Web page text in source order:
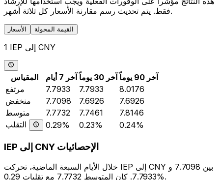
فقط. يتم تحديث رسم مقارنة الأسعار كل ثلاثة أشهر.
الأسعار القيمة المحولة
1 IEP إلى CNY
المقياس آخر 7 أيام آخر 30 يوماً
آخر 90 يوماً
مرتفع
7.7933 7.7933
8.0176
منخفض
7.7098 7.6926
7.6926
متوسط
7.7732 7.7461
7.8146
التقلب
0.29% 0.23% 0.24%
IEP إلى CNY الإحصائيات
خلال الأيام السبعة الماضية، تحركت IEP إلى CNY بين 7.7098 و
7.7933. كان المتوسط 7.7732 مع تقلبات 0.29%.